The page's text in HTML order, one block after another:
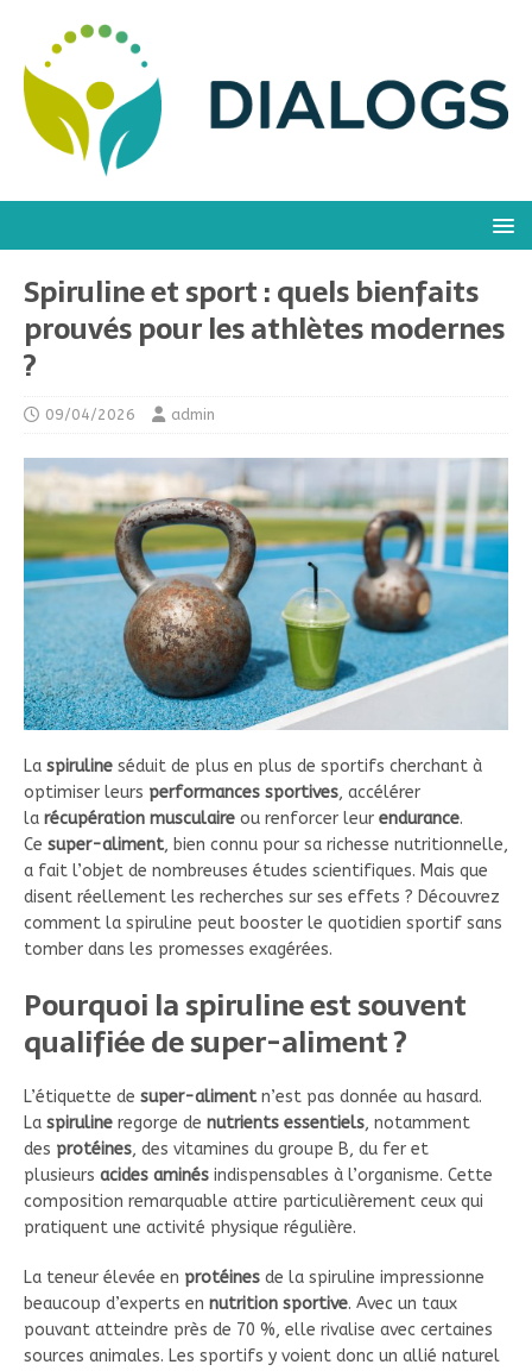
Spiruline et sport : quels bienfaits
prouvés pour les athlètes modernes
?
09/04/2026 admin
La spiruline séduit de plus en plus de sportifs cherchant à
optimiser leurs performances sportives, accélérer
la récupération musculaire ou renforcer leur endurance.
Ce super-aliment, bien connu pour sa richesse nutritionnelle,
a fait l’objet de nombreuses études scientifiques. Mais que
disent réellement les recherches sur ses effets ? Découvrez
comment la spiruline peut booster le quotidien sportif sans
tomber dans les promesses exagérées.
Pourquoi la spiruline est souvent
qualifiée de super-aliment ?
L’étiquette de super-alimentn’est pas donnée au hasard.
La spiruline regorge de nutrients essentiels, notamment
des protéines, des vitamines du groupe B, du fer et
plusieurs acides aminés indispensables à l’organisme. Cette
composition remarquable attire particulièrement ceux qui
pratiquent une activité physique régulière.
La teneur élevée en protéines de la spiruline impressionne
beaucoup d’experts en nutrition sportive. Avec un taux
pouvant atteindre près de 70 %, elle rivalise avec certaines
sources animales. Les sportifs y voient donc un allié naturel